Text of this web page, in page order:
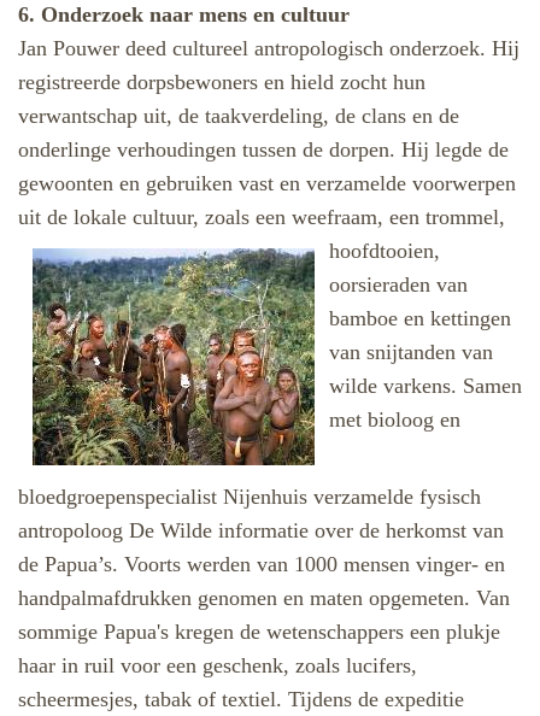
6. Onderzoek naar mens en cultuur
Jan Pouwer deed cultureel antropologisch onderzoek. Hij
registreerde dorpsbewoners en hield zocht hun
verwantschap uit, de taakverdeling, de clans en de
onderlinge verhoudingen tussen de dorpen. Hij legde de
gewoonten en gebruiken vast en verzamelde voorwerpen
uit de lokale cultuur, zoals een weefraam, een trommel,
hoofdtooien,
oorsieraden van
bamboe en kettingen
van snijtanden van
wilde varkens. Samen
met bioloog en
bloedgroepenspecialist Nijenhuis verzamelde fysisch
antropoloog De Wilde informatie over de herkomst van
de Papua’s. Voorts werden van 1000 mensen vinger- en
handpalmafdrukken genomen en maten opgemeten. Van
sommige Papua's kregen de wetenschappers een plukje
haar in ruil voor een geschenk, zoals lucifers,
scheermesjes, tabak of textiel. Tijdens de expeditie